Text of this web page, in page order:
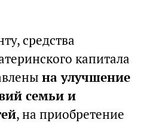
средства
капитала
на улучшение
семьи и
, на приобретение